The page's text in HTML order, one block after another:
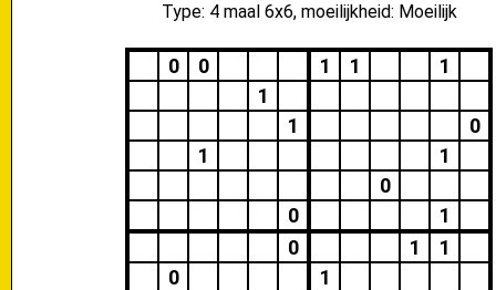
Type: 4 maal 6x6, moeilijkheid: Moeilijk
0 0 1 1
1
1
1
0
1
1
0
0
1
0
1
1
0
1